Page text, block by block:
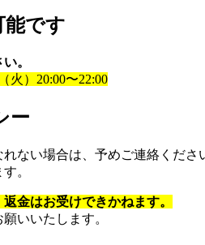
能です
。
火）20:00〜22:00
ー
ない場合は、予めご連絡くださ
。
金はお受けできかねます。
いいたします。